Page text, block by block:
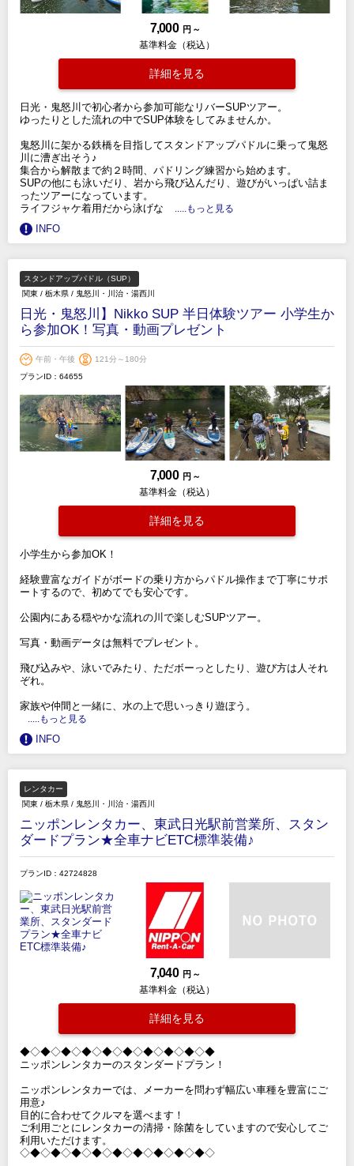
7,000 円 ～
基準料金（税込）
詳細を見る
日光・鬼怒川で初心者から参加可能なリバーSUPツアー。
ゆったりとした流れの中でSUP体験をしてみませんか。
鬼怒川に架かる鉄橋を目指してスタンドアップパドルに乗って鬼怒
川に漕ぎ出そう♪
集合から解散まで約２時間、パドリング練習から始めます。
SUPの他にも泳いだり、岩から飛び込んだり、遊びがいっぱい詰ま
ったツアーになっています。
ライフジャケ着用だから泳げな
.....もっと見る
INFO
スタンドアップパドル（SUP）
関東 / 栃木県 / 鬼怒川・川治・湯西川
日光・鬼怒川】Nikko SUP 半日体験ツアー 小学生か
ら参加OK！写真・動画プレゼント
午前・午後
121分～180分
プランID：64655
7,000 円 ～
基準料金（税込）
詳細を見る
小学生から参加OK！
経験豊富なガイドがボードの乗り方からパドル操作まで丁寧にサポ
ートするので、初めてでも安心です。
公園内にある穏やかな流れの川で楽しむSUPツアー。
写真・動画データは無料でプレゼント。
飛び込みや、泳いでみたり、ただボーっとしたり、遊び方は人それ
ぞれ。
家族や仲間と一緒に、水の上で思いっきり遊ぼう。
.....もっと見る
INFO
レンタカー
関東 / 栃木県 / 鬼怒川・川治・湯西川
ニッポンレンタカー、東武日光駅前営業所、スタン
ダードプラン★全車ナビETC標準装備♪
プランID：42724828
7,040 円 ～
基準料金（税込）
詳細を見る
◆◇◆◇◆◇◆◇◆◇◆◇◆◇◆◇◆◇◆
ニッポンレンタカーのスタンダードプラン！
ニッポンレンタカーでは、メーカーを問わず幅広い車種を豊富にご
用意♪
目的に合わせてクルマを選べます！
ご利用ごとにレンタカーの清掃・除菌をしていますので安心してご
利用いただけます。
◇◆◇◆◇◆◇◆◇◆◇◆◇◆◇◆◇◆◇